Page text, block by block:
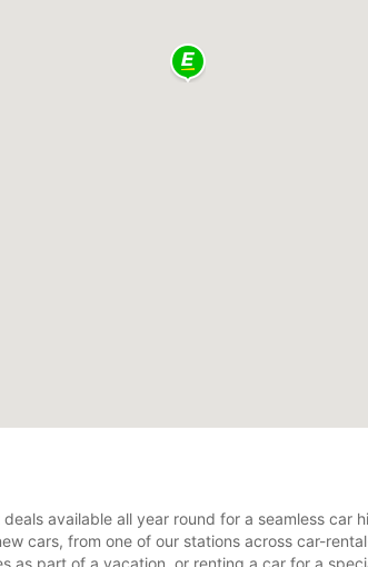
deals available all year round for a seamless
cars, from one of our stations across car-
as part of a vacation, or renting a car for a